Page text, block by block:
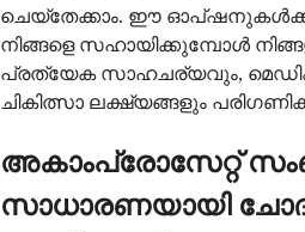
ചെയ്തേക്കാം. ഈ
നിങ്ങളെ സഹായിക്കുമ്പോൾ
പ്രത്യേക സാഹചര്യവും,
ചികിത്സാ ലക്ഷ്യങ്ങളും
അകാംപ്രോസേറ്റ്
സാധാരണയായി